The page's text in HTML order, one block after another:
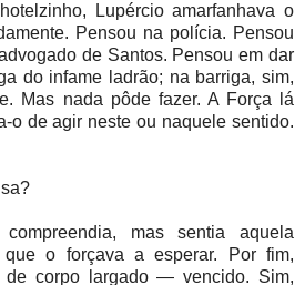
Lupércio amarfanhava o
Pensou na polícia. Pensou
de Santos. Pensou em dar
do infame ladrão; na barriga, sim,
Mas nada pôde fazer. A Força lá
o de agir neste ou naquele sentido.
mas sentia aquela
que o forçava a esperar. Por fim,
de corpo largado — vencido. Sim,